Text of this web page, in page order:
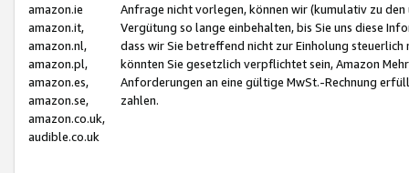
amazon.ie
amazon.it,
amazon.nl,
amazon.pl,
amazon.es,
amazon.se,
amazon.co.uk,
audible.co.uk
Anfrage nicht vorlegen, können wir (kumulativ zu
Vergütung so lange einbehalten, bis Sie uns diese
dass wir Sie betreffend nicht zur Einholung
könnten Sie gesetzlich verpflichtet sein, Amazon
Anforderungen an eine gültige MwSt.-Rechnung
zahlen.